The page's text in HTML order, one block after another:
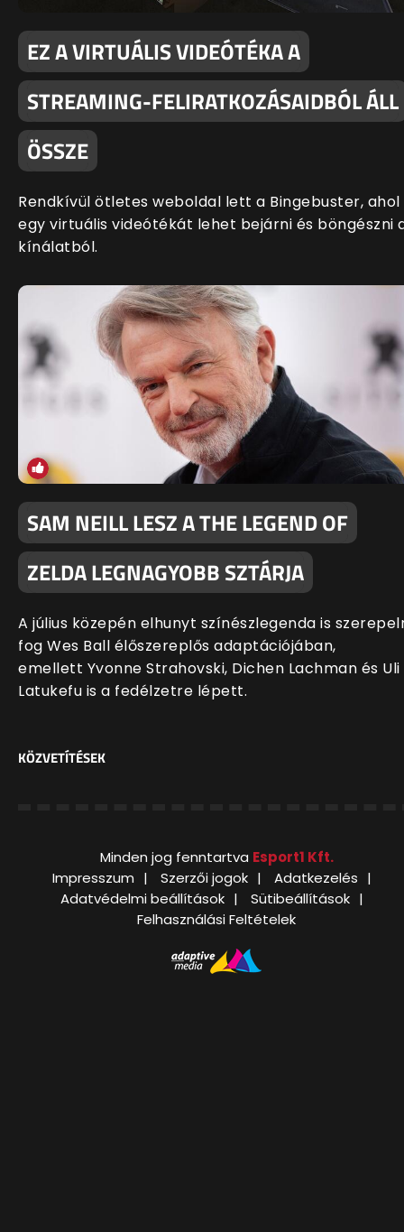
EZ A VIRTUÁLIS VIDEÓTÉKA A
STREAMING-FELIRATKOZÁSAIDBÓL ÁLL
ÖSSZE
Rendkívül ötletes weboldal lett a Bingebuster, ahol
egy virtuális videótékát lehet bejárni és böngészni
kínálatból.
SAM NEILL LESZ A THE LEGEND OF
ZELDA LEGNAGYOBB SZTÁRJA
A július közepén elhunyt színészlegenda is
fog Wes Ball élőszereplős adaptációjában,
emellett Yvonne Strahovski, Dichen Lachman és Uli
Latukefu is a fedélzetre lépett.
KÖZVETÍTÉSEK
Minden jog fenntartva Esport1 Kft.
Impresszum
Szerzői jogok
Adatkezelés
Adatvédelmi beállítások
Sütibeállítások
Felhasználási Feltételek